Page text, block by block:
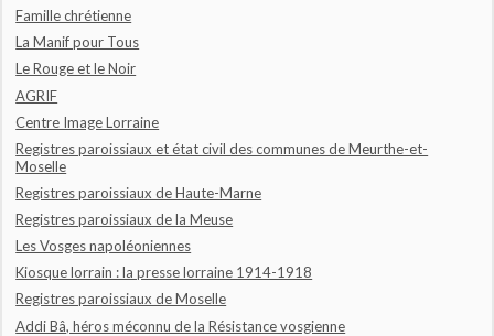
Famille chrétienne
La Manif pour Tous
Le Rouge et le Noir
AGRIF
Centre Image Lorraine
Registres paroissiaux et état civil des communes de Meurthe-et-
Moselle
Registres paroissiaux de Haute-Marne
Registres paroissiaux de la Meuse
Les Vosges napoléoniennes
Kiosque lorrain : la presse lorraine 1914-1918
Registres paroissiaux de Moselle
Addi Bâ, héros méconnu de la Résistance vosgienne